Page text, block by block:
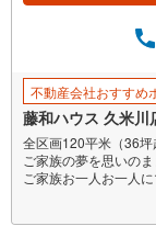
ジ
存
す
る
不動産会社おすすめ
藤和ハウス 久米川
全区画120平米（36坪
ご家族の夢を思いの
ご家族お一人お一人